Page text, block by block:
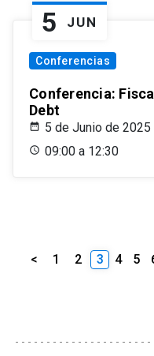
5 JUN
Conferencias
Conferencia:
Debt
5 de Junio de
09:00 a 12:30
< 1 2 3 4 5